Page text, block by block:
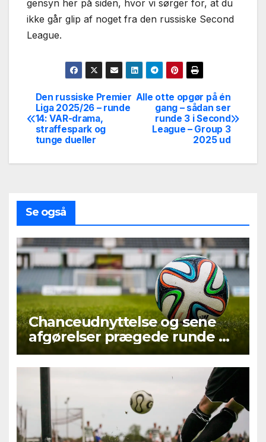
gensyn her på siden, hvor vi sørger for, at du
ikke går glip af noget fra den russiske Second
League.
Indlægsnavigation
Alle otte opgør på én
gang – sådan ser
runde 3 i Second
League – Group 3
2025 ud
Den russiske Premier
Liga 2025/26 – runde
14: VAR-drama,
straffespark og
tunge dueller
Se også
Chanceudnyttelse og sene
afgørelser prægede runde 9 i
Second League – Group 3